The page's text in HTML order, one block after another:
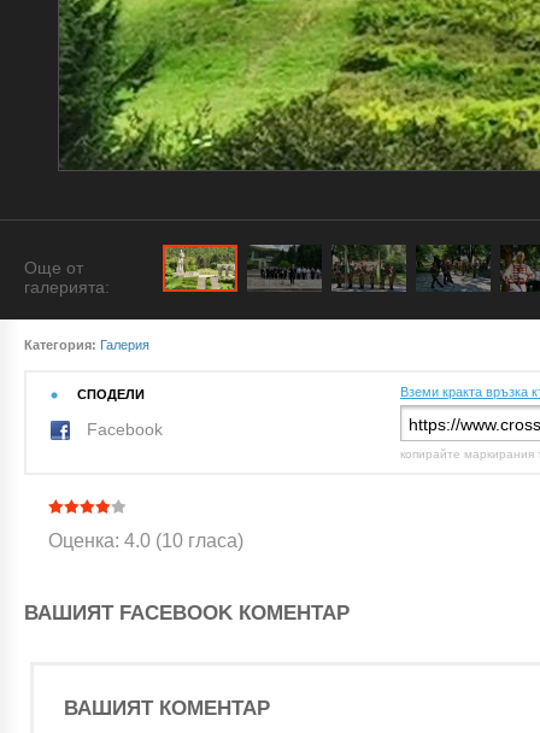
Още от
галерията:
Категория: Галерия
СПОДЕЛИ
Facebook
Вземи кракта връзка
копирайте маркирания
Оценка: 4.0 (10 гласа)
ВАШИЯТ FACEBOOK КОМЕНТАР
ВАШИЯТ КОМЕНТАР